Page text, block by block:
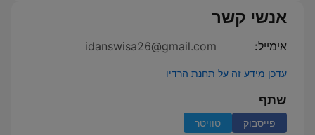
אנשי קשר
אימייל: idanswisa26@gmail.com
עדכן מידע זה על תחנת הרדיו
שתף
פייסבוק טוויטר